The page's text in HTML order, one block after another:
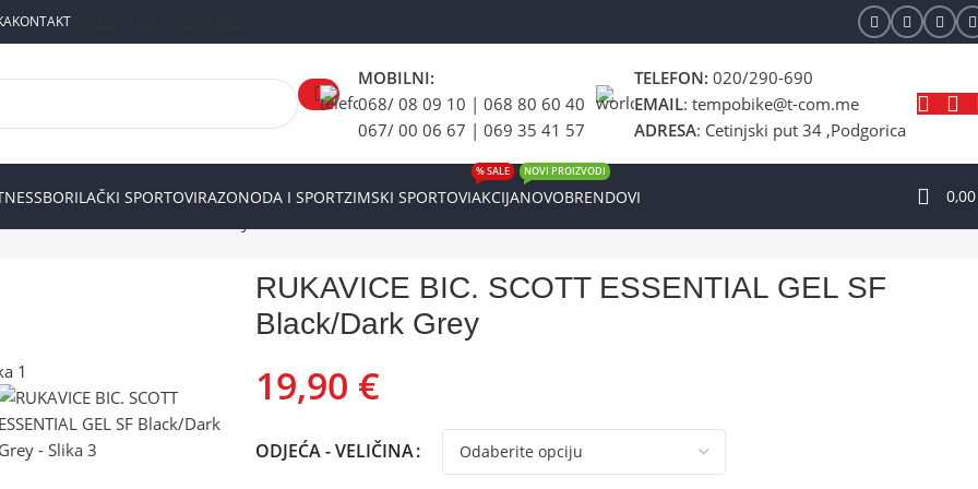
KONTAKT
MOBILNI:
068/ 08 09 10 | 068 80 60 40
067/ 00 06 67 | 069 35 41 57
TELEFON: 020/290-690
EMAIL: tempobike@t-com.me
ADRESA: Cetinjski put 34 ,Podgorica
BORILAČKI SPORTOVIRAZONODA I SPORTZIMSKI SPORTOVIAKCIJA
% SALE
NOVO
NOVI PROIZVODI
BRENDOVI
RUKAVICE BIC. SCOTT ESSENTIAL GEL SF
Black/Dark Grey
19,90 €
ODJEĆA - VELIČINA